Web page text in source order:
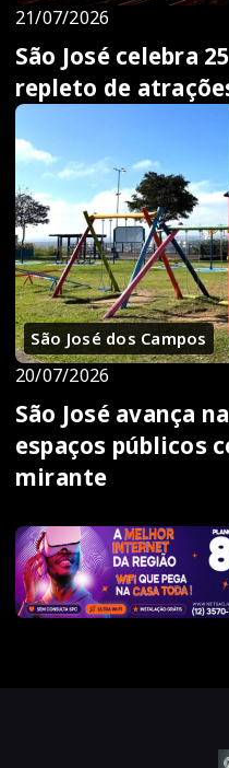
21/07/2026
São José celebra
repleto de
São José dos Campos
20/07/2026
São José avança
espaços públicos
mirante